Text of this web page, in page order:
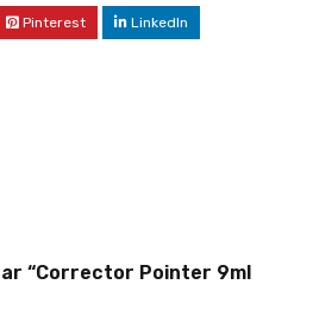
Pinterest LinkedIn
“Corrector Pointer 9ml